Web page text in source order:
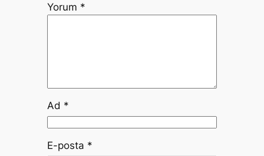
Yorum *
Ad *
E-posta *